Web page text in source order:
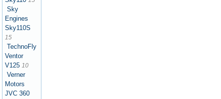
Sky
Engines
Sky110S
15
TechnoFly
Ventor
V125 10
Verner
Motors
JVC 360